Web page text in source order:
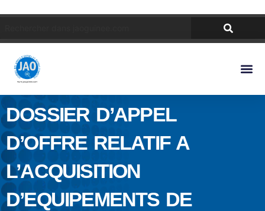
DOSSIER D’APPEL
D’OFFRE RELATIF A
L’ACQUISITION
D’EQUIPEMENTS DE